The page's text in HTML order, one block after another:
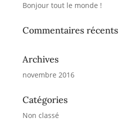
Bonjour tout le monde !
Commentaires récents
Archives
novembre 2016
Catégories
Non classé